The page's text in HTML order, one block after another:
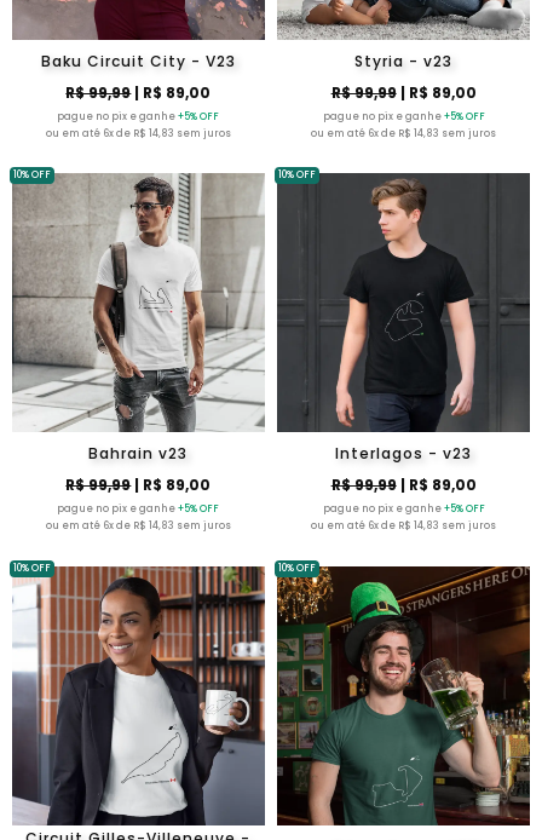
Baku Circuit City - V23
R$ 99,99| R$ 89,00
pague no pix e ganhe+5% OFF
ou em até 6x de R$ 14,83 sem juros
Styria - v23
R$ 99,99| R$ 89,00
pague no pix e ganhe+5% OFF
ou em até 6x de R$ 14,83 sem juros
Bahrain v23
R$ 99,99| R$ 89,00
pague no pix e ganhe+5% OFF
ou em até 6x de R$ 14,83 sem juros
10% OFF
Interlagos - v23
R$ 99,99| R$ 89,00
pague no pix e ganhe+5% OFF
ou em até 6x de R$ 14,83 sem juros
10% OFF
10% OFF 10% OFF